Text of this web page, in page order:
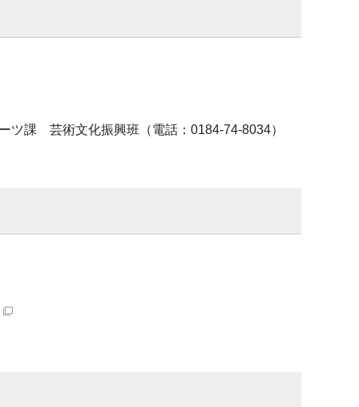
ツ課 芸術文化振興班（電話：0184-74-8034）